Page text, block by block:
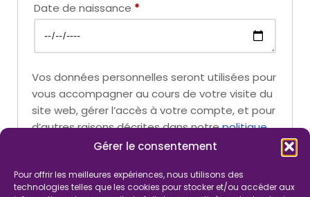
Gérer le consentement
Pour offrir les meilleures expériences, nous utilisons des
technologies telles que les cookies pour stocker et/ou accéder aux
Date de naissance *
Vos données personnelles seront utilisées pour
vous accompagner au cours de votre visite du
site web, gérer l’accès à votre compte, et pour
d’autres raisons décrites dans notrepolitique
de confidentialité
S’inscrire